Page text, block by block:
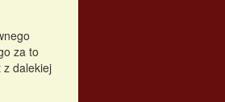
za to
z dalekiej